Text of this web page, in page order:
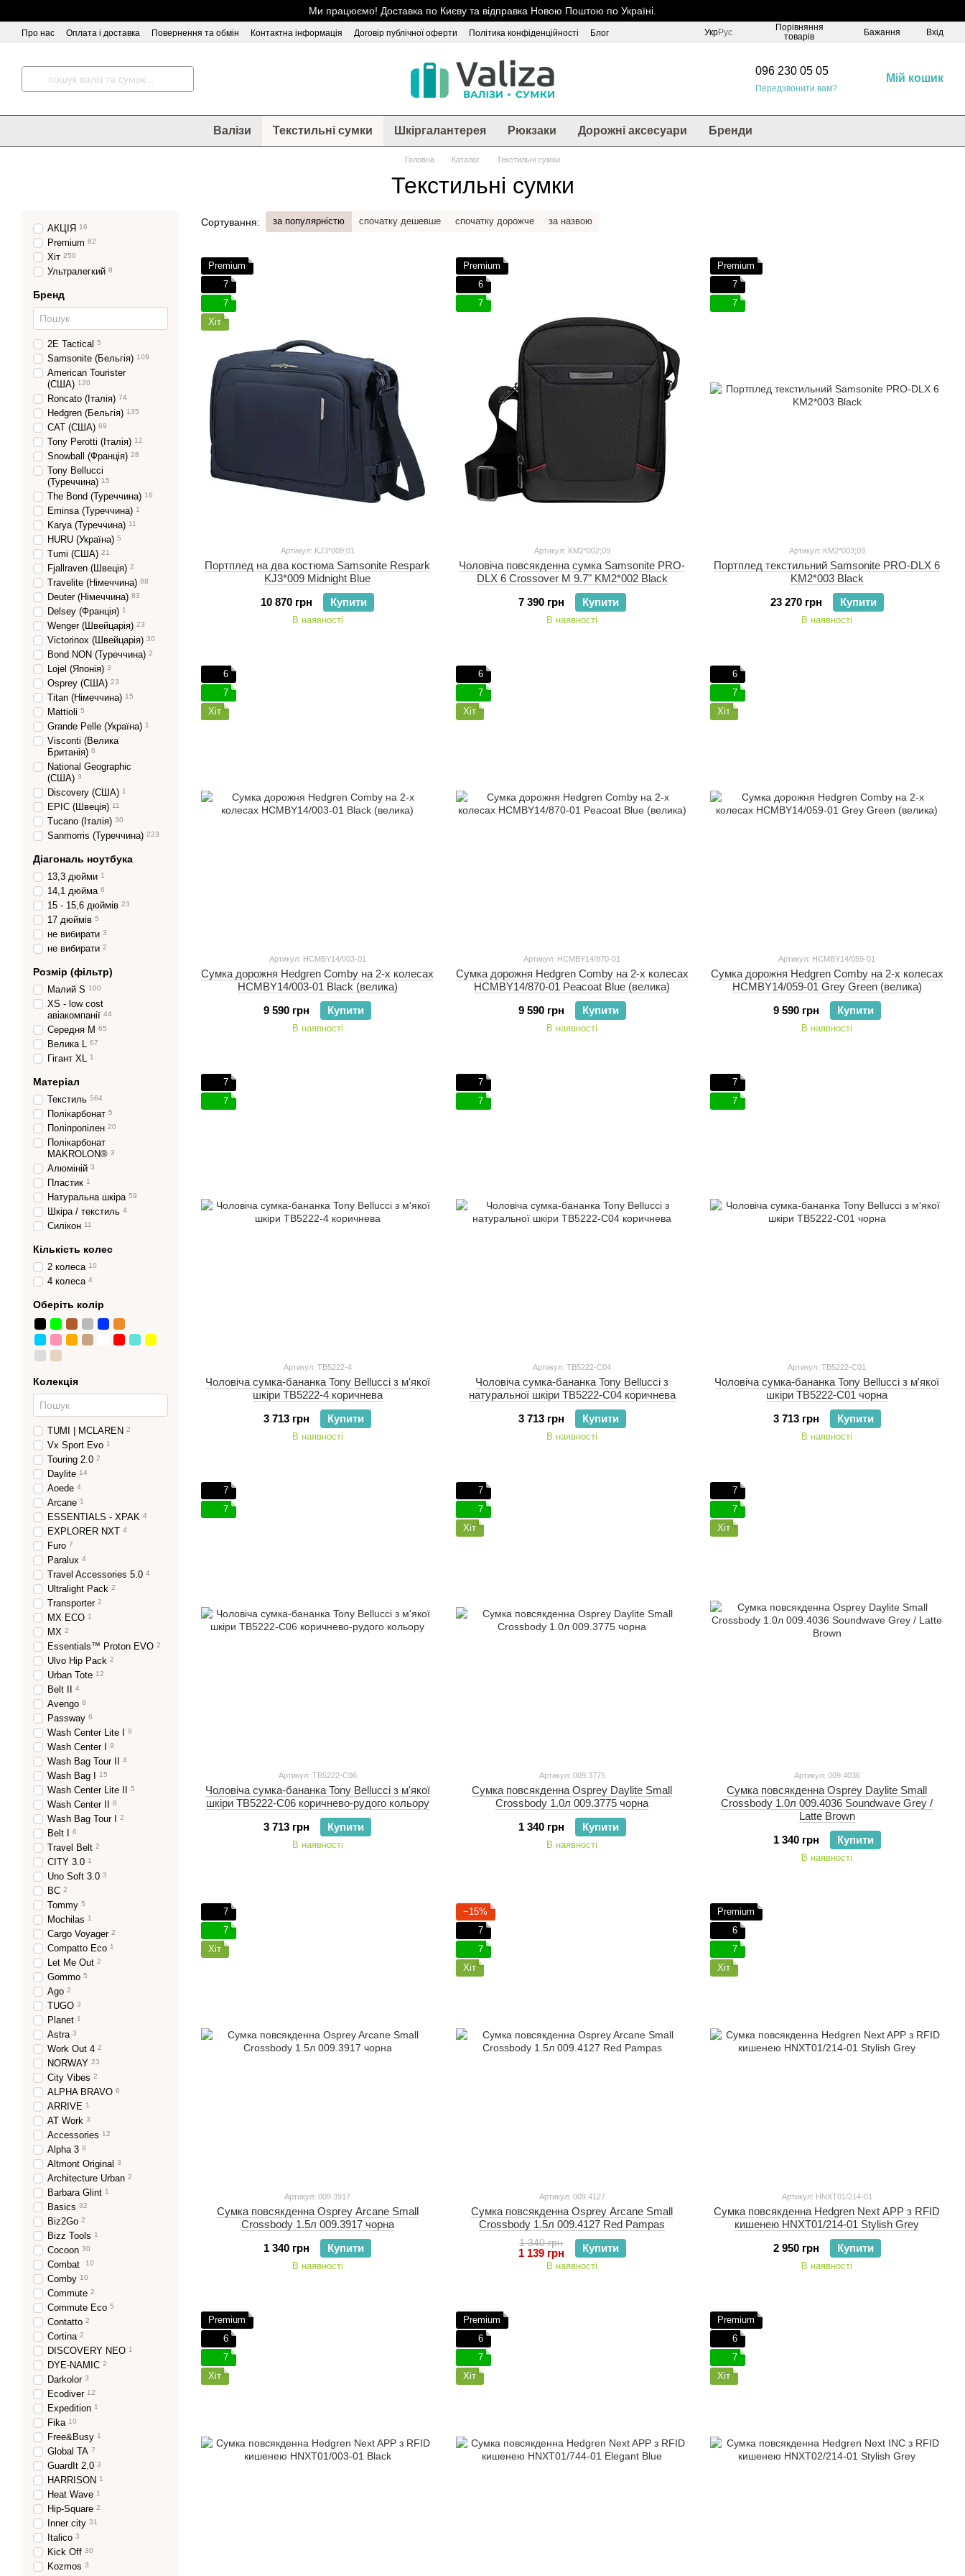
Ми працюємо! Доставка по Києву та відправка Новою Поштою по Україні.
Про нас Оплата і доставка Повернення та обмін Контактна інформація Договір публічної оферти Політика конфіденційності
Блог
УкрРус
Порівняння
товарів
Бажання Вхід
096 230 05 05
Передзвонити вам?
Мій кошик
Валізи Текстильні сумки Шкіргалантерея Рюкзаки Дорожні аксесуари Бренди
Головна Каталог Текстильні сумки
Текстильні сумки
Сортування: за популярністю спочатку дешевше спочатку дорожче за назвою
Premium
7
7
Хіт
Артикул: KJ3*009;01
Портплед на два костюма Samsonite Respark
KJ3*009 Midnight Blue
10 870 грн
Купити
В наявності
Premium
6
7
Артикул: KM2*002;09
Чоловіча повсякденна сумка Samsonite PRO-
DLX 6 Crossover M 9.7" KM2*002 Black
7 390 грн
Купити
В наявності
Premium
7
7
Артикул: KM2*003;09
Портплед текстильний Samsonite PRO-DLX 6
KM2*003 Black
23 270 грн
Купити
В наявності
6
7
Хіт
Артикул: HCMBY14/003-01
Сумка дорожня Hedgren Comby на 2-х колесах
HCMBY14/003-01 Black (велика)
9 590 грн
Купити
В наявності
6
7
Хіт
Артикул: HCMBY14/870-01
Сумка дорожня Hedgren Comby на 2-х колесах
HCMBY14/870-01 Peacoat Blue (велика)
9 590 грн
Купити
В наявності
6
7
Хіт
Артикул: HCMBY14/059-01
Сумка дорожня Hedgren Comby на 2-х колесах
HCMBY14/059-01 Grey Green (велика)
9 590 грн
Купити
В наявності
7
7
Артикул: TB5222-4
Чоловіча сумка-бананка Tony Bellucci з м'якої
шкіри TB5222-4 коричнева
3 713 грн
Купити
В наявності
7
7
Артикул: TB5222-C04
Чоловіча сумка-бананка Tony Bellucci з
натуральної шкіри TB5222-C04 коричнева
3 713 грн
Купити
В наявності
7
7
Артикул: TB5222-C01
Чоловіча сумка-бананка Tony Bellucci з м'якої
шкіри TB5222-C01 чорна
3 713 грн
Купити
В наявності
7
7
Артикул: TB5222-C06
Чоловіча сумка-бананка Tony Bellucci з м'якої
шкіри TB5222-C06 коричнево-рудого кольору
3 713 грн
Купити
В наявності
7
7
Хіт
Артикул: 009.3775
Сумка повсякденна Osprey Daylite Small
Crossbody 1.0л 009.3775 чорна
1 340 грн
Купити
В наявності
7
7
Хіт
Артикул: 009.4036
Сумка повсякденна Osprey Daylite Small
Crossbody 1.0л 009.4036 Soundwave Grey /
Latte Brown
1 340 грн
Купити
В наявності
7
7
Хіт
Артикул: 009.3917
Сумка повсякденна Osprey Arcane Small
Crossbody 1.5л 009.3917 чорна
1 340 грн
Купити
В наявності
−15%
7
7
Хіт
Артикул: 009.4127
Сумка повсякденна Osprey Arcane Small
Crossbody 1.5л 009.4127 Red Pampas
1 340 грн
1 139 грн Купити
В наявності
Premium
6
7
Хіт
Артикул: HNXT01/214-01
Сумка повсякденна Hedgren Next APP з RFID
кишенею HNXT01/214-01 Stylish Grey
2 950 грн
Купити
В наявності
Premium
6
7
Хіт
Premium
6
7
Хіт
Premium
6
7
Хіт
АКЦІЯ 16
Premium 82
Хіт 250
Ультралегкий 8
Бренд
2Е Tactical 5
Samsonite (Бельгія) 109
American Tourister
(США) 120
Roncato (Італія) 74
Hedgren (Бельгія) 135
CAT (США) 69
Tony Perotti (Італія) 12
Snowball (Франція) 28
Tony Bellucci
(Туреччина) 15
The Bond (Туреччина) 16
Eminsa (Туреччина) 1
Karya (Туреччина) 11
HURU (Україна) 5
Tumi (США) 21
Fjallraven (Швеція) 2
Travelite (Німеччина) 88
Deuter (Німеччина) 83
Delsey (Франція) 1
Wenger (Швейцарія) 23
Victorinox (Швейцарія) 30
Bond NON (Туреччина) 2
Lojel (Японія) 3
Osprey (США) 23
Titan (Німеччина) 15
Mattioli 5
Grande Pelle (Україна) 1
Visconti (Велика
Британія) 8
National Geographic
(США) 3
Discovery (США) 1
EPIC (Швеція) 11
Tucano (Італія) 30
Sanmorris (Туреччина) 223
Діагональ ноутбука
13,3 дюйми 1
14,1 дюйма 6
15 - 15,6 дюймів 23
17 дюймів 5
не вибирати 3
не вибирати 2
Розмір (фільтр)
Малий S 100
XS - low cost
авіакомпанії 44
Середня M 65
Велика L 67
Гігант XL 1
Матеріал
Текстиль 564
Полікарбонат 5
Поліпропілен 20
Полікарбонат
MAKROLON® 3
Алюміній 3
Пластик 1
Натуральна шкіра 59
Шкіра / текстиль 4
Силікон 11
Кількість колес
2 колеса 10
4 колеса 4
Оберіть колір
Колекція
TUMI | MCLAREN 2
Vx Sport Evo 1
Touring 2.0 2
Daylite 14
Aoede 4
Arcane 1
ESSENTIALS - XPAK 4
EXPLORER NXT 4
Furo 7
Paralux 4
Travel Accessories 5.0 4
Ultralight Pack 2
Transporter 2
MX ECO 1
MX 2
Essentials™ Proton EVO 2
Ulvo Hip Pack 2
Urban Tote 12
Belt II 4
Avengo 8
Passway 6
Wash Center Lite I 9
Wash Center I 9
Wash Bag Tour II 4
Wash Bag I 15
Wash Center Lite II 5
Wash Center II 8
Wash Bag Tour I 2
Belt I 6
Travel Belt 2
CITY 3.0 1
Uno Soft 3.0 3
BC 2
Tommy 5
Mochilas 1
Cargo Voyager 2
Compatto Eco 1
Let Me Out 2
Gommo 5
Ago 2
TUGO 3
Planet 1
Astra 3
Work Out 4 2
NORWAY 23
City Vibes 2
ALPHA BRAVO 6
ARRIVE 1
AT Work 3
Accessories 12
Alpha 3 9
Altmont Original 3
Architecture Urban 2
Barbara Glint 1
Basics 32
Biz2Go 2
Bizz Tools 1
Cocoon 30
Combat 10
Comby 10
Commute 2
Commute Eco 5
Contatto 2
Cortina 2
DISCOVERY NEO 1
DYE-NAMIC 2
Darkolor 3
Ecodiver 12
Expedition 1
Fika 10
Free&Busy 1
Global TA 7
GuardIt 2.0 3
HARRISON 1
Heat Wave 1
Hip-Square 2
Inner city 31
Italico 3
Kick Off 30
Kozmos 3